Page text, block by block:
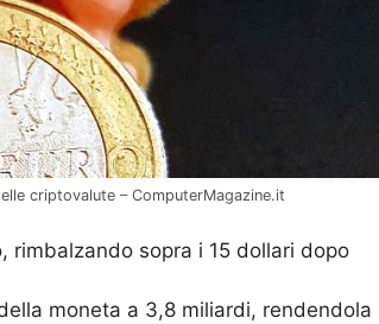
criptovalute – ComputerMagazine.it
rimbalzando sopra i 15 dollari dopo
moneta a 3,8 miliardi, rendendola